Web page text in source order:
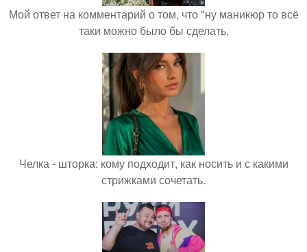
Мой ответ на комментарий о том, что "ну маникюр то всё
таки можно было бы сделать.
Челка - шторка: кому подходит, как носить и с какими
стрижками сочетать.